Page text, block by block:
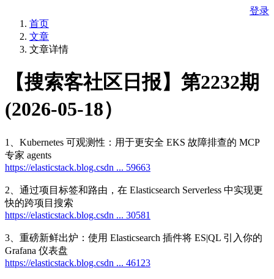
登录
首页
文章
文章详情
【搜索客社区日报】第2232期
(2026-05-18）
1、Kubernetes 可观测性：用于更安全 EKS 故障排查的 MCP
专家 agents
https://elasticstack.blog.csdn ... 59663
2、通过项目标签和路由，在 Elasticsearch Serverless 中实现更
快的跨项目搜索
https://elasticstack.blog.csdn ... 30581
3、重磅新鲜出炉：使用 Elasticsearch 插件将 ES|QL 引入你的
Grafana 仪表盘
https://elasticstack.blog.csdn ... 46123